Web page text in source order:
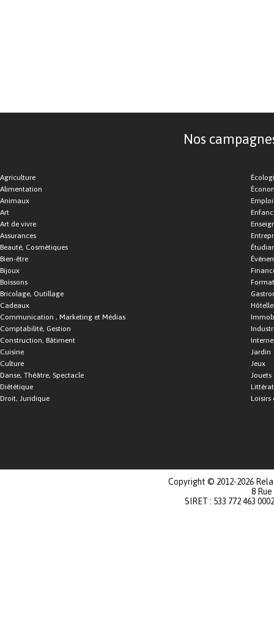
Nos
Agriculture
Alimentation
Animaux
Art
Art de vivre
Assurances
Beauté, Cosmétiques
Bien-être
Bijoux
Boissons
Bricolage, Outillage
Cadeaux
Communication , Marketing et Médias
Comptabilité, Gestion
Construction, Bâtiment
Cuisine
Culture
Danse, Théâtre, Spectacle
Diététique
Droit, Juridique
Emploi
Jardin
Jeux
Jouets
Loisirs
Copyright © 2012-2026
8
SIRET : 533 772 463